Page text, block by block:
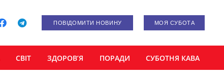
ПОВІДОМИТИ НОВИНУ МОЯ СУБОТА
СВІТ ЗДОРОВ’Я ПОРАДИ СУБОТНЯ КАВА